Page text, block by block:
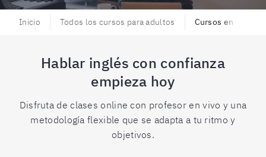
Inicio Todos los cursos para adultos Cursos en línea
Hablar inglés con confianza
empieza hoy
Disfruta de clases online con profesor en vivo y una
metodología flexible que se adapta a tu ritmo y
objetivos.